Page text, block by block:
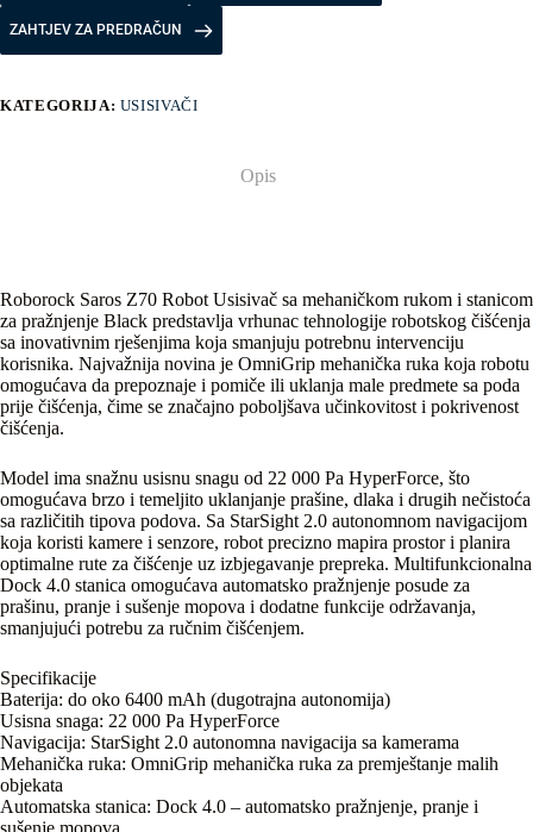
ZAHTJEV ZA PREDRAČUN
KATEGORIJA: USISIVAČI
Opis
Roborock Saros Z70 Robot Usisivač sa mehaničkom rukom i stanicom
za pražnjenje Black predstavlja vrhunac tehnologije robotskog čišćenja
sa inovativnim rješenjima koja smanjuju potrebnu intervenciju
korisnika. Najvažnija novina je OmniGrip mehanička ruka koja robotu
omogućava da prepoznaje i pomiče ili uklanja male predmete sa poda
prije čišćenja, čime se značajno poboljšava učinkovitost i pokrivenost
čišćenja.
Model ima snažnu usisnu snagu od 22 000 Pa HyperForce, što
omogućava brzo i temeljito uklanjanje prašine, dlaka i drugih nečistoća
sa različitih tipova podova. Sa StarSight 2.0 autonomnom navigacijom
koja koristi kamere i senzore, robot precizno mapira prostor i planira
optimalne rute za čišćenje uz izbjegavanje prepreka. Multifunkcionalna
Dock 4.0 stanica omogućava automatsko pražnjenje posude za
prašinu, pranje i sušenje mopova i dodatne funkcije održavanja,
smanjujući potrebu za ručnim čišćenjem.
Specifikacije
Baterija: do oko 6400 mAh (dugotrajna autonomija)
Usisna snaga: 22 000 Pa HyperForce
Navigacija: StarSight 2.0 autonomna navigacija sa kamerama
Mehanička ruka: OmniGrip mehanička ruka za premještanje malih
objekata
Automatska stanica: Dock 4.0 – automatsko pražnjenje, pranje i
sušenje mopova